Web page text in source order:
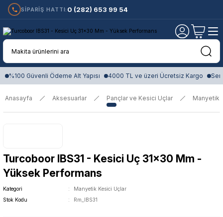
SİPARİŞ HATTI: 0 (282) 653 99 54
%100 Güvenli Ödeme Alt Yapısı 4000 TL ve üzeri Ücretsiz Kargo
Anasayfa Aksesuarlar Pançlar ve Kesici Uçlar Manyetik
Turcoboor IBS31 - Kesici Uç 31x30 Mm -
Yüksek Performans
Kategori
Manyetik Kesici Uçlar
Stok Kodu
Rm_IBS31